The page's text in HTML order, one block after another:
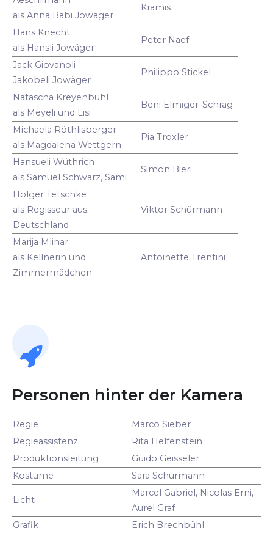
als Anna Bäbi Jowäger
Kramis
Hans Knecht
als Hansli Jowäger
Peter Naef
Jack Giovanoli
Jakobeli Jowäger
Philippo Stickel
Natascha Kreyenbühl
als Meyeli und Lisi
Beni Elmiger-Schrag
Michaela Röthlisberger
als Magdalena Wettgern
Pia Troxler
Hansueli Wüthrich
als Samuel Schwarz, Sami
Simon Bieri
Holger Tetschke
als Regisseur aus
Deutschland
Viktor Schürmann
Marija Mlinar
als Kellnerin und
Zimmermädchen
Antoinette Trentini
Personen hinter der Kamera
Regie
Marco Sieber
Regieassistenz
Rita Helfenstein
Produktionsleitung
Guido Geisseler
Kostüme
Sara Schürmann
Licht
Marcel Gabriel, Nicolas Erni,
Aurel Graf
Grafik
Erich Brechbühl